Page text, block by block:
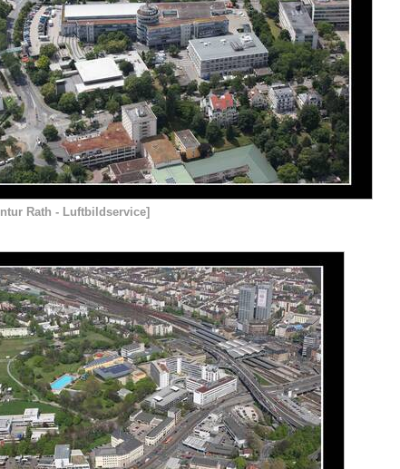
Rath - Luftbildservice]